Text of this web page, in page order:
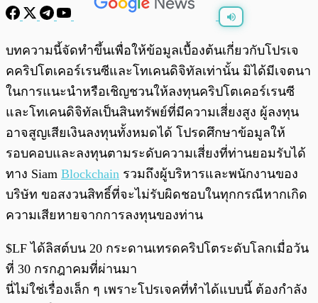
พร้อมเล่น 0:00/0:00
บทความนี้จัดทำขึ้นเพื่อให้ข้อมูลเบื้องต้นเกี่ยวกับโปรเจ
คคริปโตเคอร์เรนซีและโทเคนดิจิทัลเท่านั้น มิได้มีเจตนา
ในการแนะนำหรือเชิญชวนให้ลงทุนคริปโตเคอร์เรนซี
และโทเคนดิจิทัลเป็นสินทรัพย์ที่มีความเสี่ยงสูง ผู้ลงทุน
อาจสูญเสียเงินลงทุนทั้งหมดได้ โปรดศึกษาข้อมูลให้
รอบคอบและลงทุนตามระดับความเสี่ยงที่ท่านยอมรับได้
ทาง Siam Blockchain รวมถึงผู้บริหารและพนักงานของ
บริษัท ขอสงวนสิทธิ์ที่จะไม่รับผิดชอบในทุกกรณีหากเกิด
ความเสียหายจากการลงทุนของท่าน
$LF ได้ลิสต์บน 20 กระดานเทรดคริปโตระดับโลกเมื่อวัน
ที่ 30 กรกฎาคมที่ผ่านมา
นี่ไม่ใช่เรื่องเล็ก ๆ เพราะโปรเจคที่ทำได้แบบนี้ ต้องกำลัง